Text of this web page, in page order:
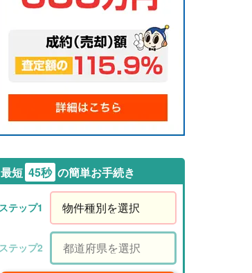
最短 45秒 の簡単お手続き